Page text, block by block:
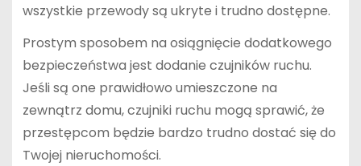
wszystkie przewody są ukryte i trudno dostępne.
Prostym sposobem na osiągnięcie dodatkowego
bezpieczeństwa jest dodanie czujników ruchu.
Jeśli są one prawidłowo umieszczone na
zewnątrz domu, czujniki ruchu mogą sprawić, że
przestępcom będzie bardzo trudno dostać się do
Twojej nieruchomości.